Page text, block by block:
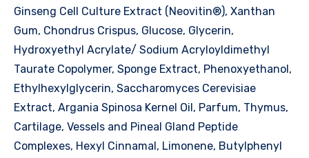
Ginseng Cell Culture Extract (Neovitin®), Xanthan
Gum, Chondrus Crispus, Glucose, Glycerin,
Hydroxyethyl Acrylate/ Sodium Acryloyldimethyl
Taurate Copolymer, Sponge Extract, Phenoxyethanol,
Ethylhexylglycerin, Saccharomyces Cerevisiae
Extract, Argania Spinosa Kernel Oil, Parfum, Thymus,
Cartilage, Vessels and Pineal Gland Peptide
Complexes, Hexyl Cinnamal, Limonene, Butylphenyl